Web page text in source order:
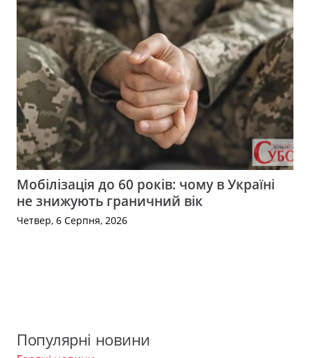
Мобілізація до 60 років: чому в Україні
не знижують граничний вік
Четвер, 6 Серпня, 2026
Популярні новини